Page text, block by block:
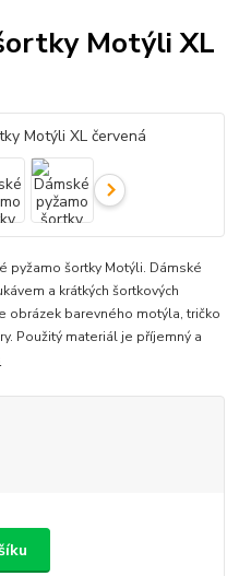
Motýli XL
pyžamo šortky Motýli. Dámské
a krátkých šortkových
obrázek barevného motýla, tričko
Použitý materiál je příjemný a